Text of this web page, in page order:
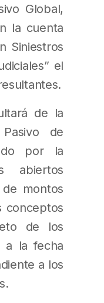
Global,
la cuenta
Siniestros
el
de la
de
por la
abiertos
montos
conceptos
de los
a la fecha
a los